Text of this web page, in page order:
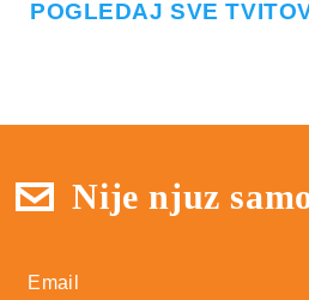
POGLEDAJ SVE
Nije njuz